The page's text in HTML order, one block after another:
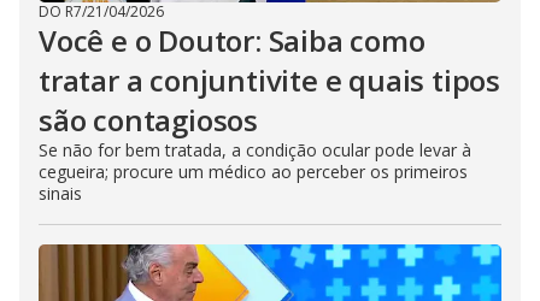
DO R7/21/04/2026
Você e o Doutor: Saiba como
tratar a conjuntivite e quais tipos
são contagiosos
Se não for bem tratada, a condição ocular pode levar à
cegueira; procure um médico ao perceber os primeiros
sinais